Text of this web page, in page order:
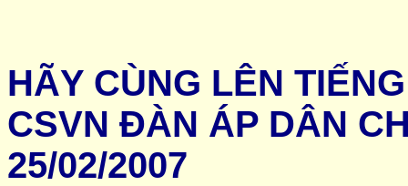
HÃY CÙNG LÊN
CSVN ĐÀN ÁP DÂN
25/02/2007